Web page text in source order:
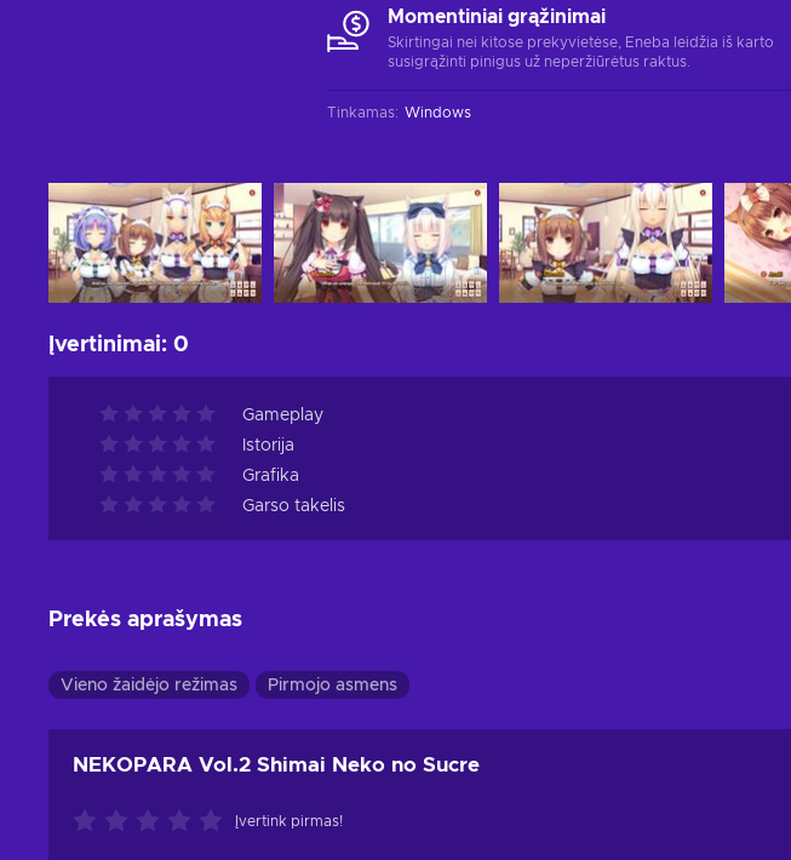
Momentiniai grąžinimai
Skirtingai nei kitose prekyvietėse, Eneba leidžia iš karto
susigrąžinti pinigus už neperžiūrėtus raktus.
Tinkamas: Windows
Įvertinimai: 0
Gameplay
Istorija
Grafika
Garso takelis
Prekės aprašymas
Vieno žaidėjo režimas Pirmojo asmens
NEKOPARA Vol.2 Shimai Neko no Sucre
Įvertink pirmas!